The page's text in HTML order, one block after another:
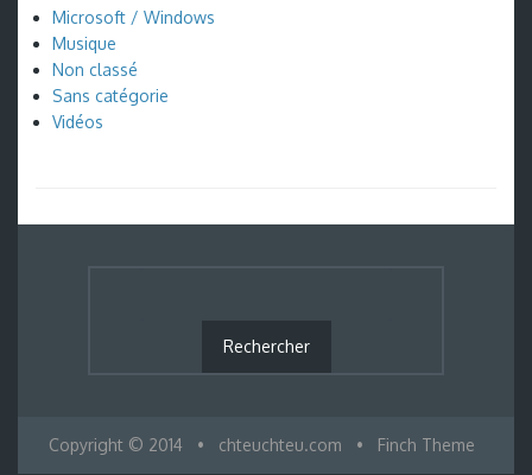
Microsoft / Windows
Musique
Non classé
Sans catégorie
Vidéos
Copyright © 2014 • chteuchteu.com • Finch Theme